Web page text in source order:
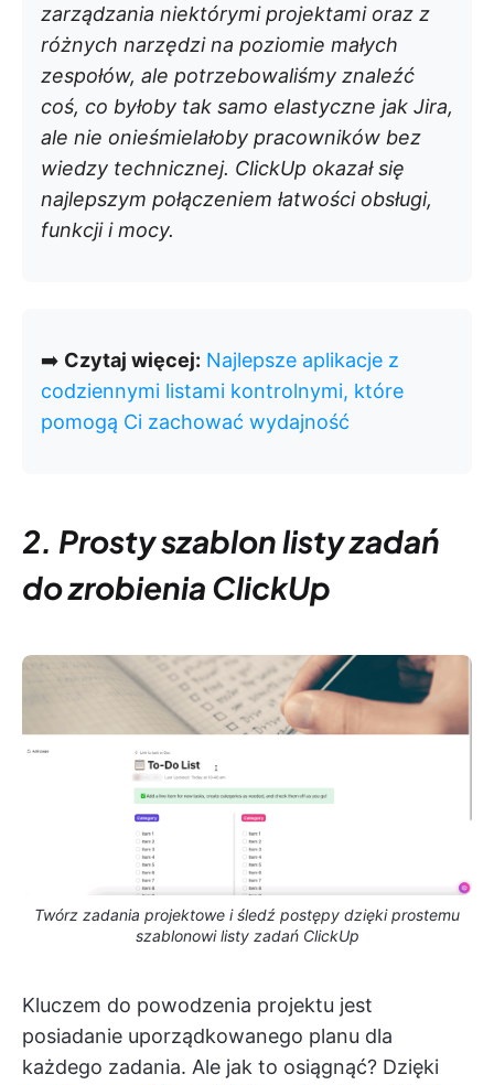
zarządzania niektórymi projektami oraz z
różnych narzędzi na poziomie małych
zespołów, ale potrzebowaliśmy znaleźć
coś, co byłoby tak samo elastyczne jak Jira,
ale nie onieśmielałoby pracowników bez
wiedzy technicznej. ClickUp okazał się
najlepszym połączeniem łatwości obsługi,
funkcji i mocy.
➡️ Czytaj więcej: Najlepsze aplikacje z
codziennymi listami kontrolnymi, które
pomogą Ci zachować wydajność
2. Prosty szablon listy zadań
do zrobienia ClickUp
Twórz zadania projektowe i śledź postępy dzięki prostemu
szablonowi listy zadań ClickUp
Kluczem do powodzenia projektu jest
posiadanie uporządkowanego planu dla
każdego zadania. Ale jak to osiągnąć? Dzięki